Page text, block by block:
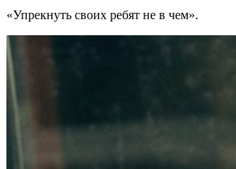
«Упрекнуть своих ребят не в чем».